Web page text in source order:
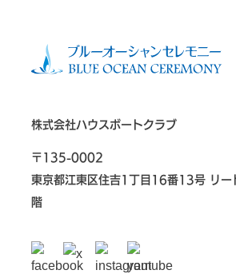
株式会社ハウスボートクラブ
〒135-0002
東京都江東区住吉1丁目16番13号 リー
階